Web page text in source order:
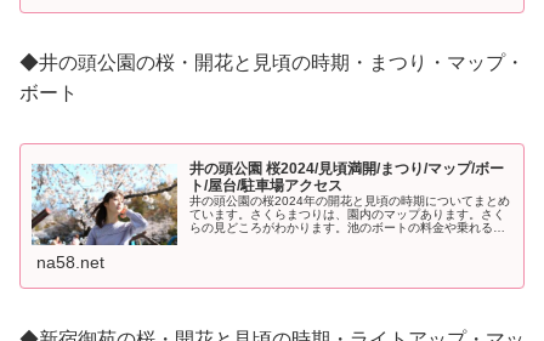
◆井の頭公園の桜・開花と見頃の時期・まつり・マップ・
ボート
井の頭公園 桜2024/見頃満開/まつり/マップ/ボー
ト/屋台/駐車場アクセス
井の頭公園の桜2024年の開花と見頃の時期についてまとめ
ています。さくらまつりは、園内のマップあります。さく
らの見どころがわかります。池のボートの料金や乗れる人
na58.net